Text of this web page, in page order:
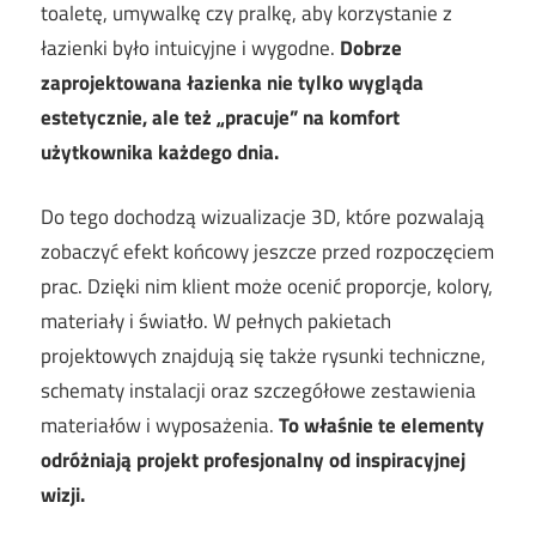
toaletę, umywalkę czy pralkę, aby korzystanie z
łazienki było intuicyjne i wygodne. Dobrze
zaprojektowana łazienka nie tylko wygląda
estetycznie, ale też „pracuje” na komfort
użytkownika każdego dnia.
Do tego dochodzą wizualizacje 3D, które pozwalają
zobaczyć efekt końcowy jeszcze przed rozpoczęciem
prac. Dzięki nim klient może ocenić proporcje, kolory,
materiały i światło. W pełnych pakietach
projektowych znajdują się także rysunki techniczne,
schematy instalacji oraz szczegółowe zestawienia
materiałów i wyposażenia.To właśnie te elementy
odróżniają projekt profesjonalny od inspiracyjnej
wizji.